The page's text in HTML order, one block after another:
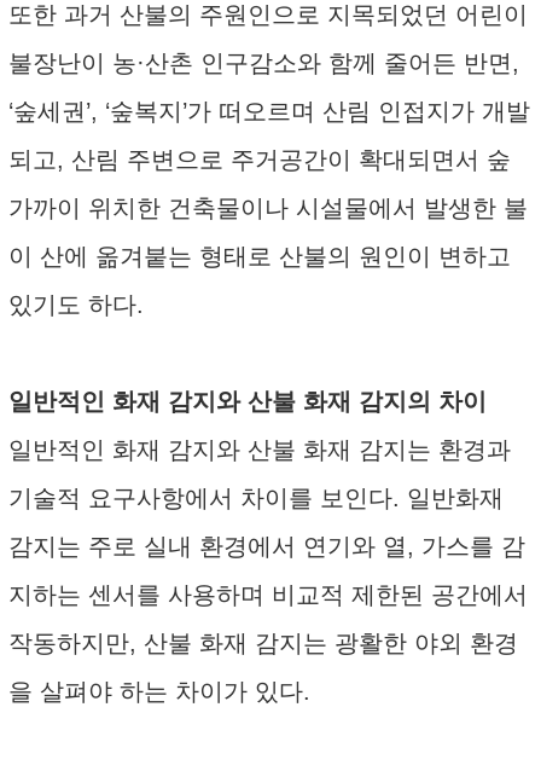
또한 과거 산불의 주원인으로 지목되었던 어린이
불장난이 농·산촌 인구감소와 함께 줄어든 반면,
‘숲세권’, ‘숲복지’가 떠오르며 산림 인접지가 개발
되고, 산림 주변으로 주거공간이 확대되면서 숲
가까이 위치한 건축물이나 시설물에서 발생한 불
이 산에 옮겨붙는 형태로 산불의 원인이 변하고
있기도 하다.
일반적인 화재 감지와 산불 화재 감지의 차이
일반적인 화재 감지와 산불 화재 감지는 환경과
기술적 요구사항에서 차이를 보인다. 일반화재
감지는 주로 실내 환경에서 연기와 열, 가스를 감
지하는 센서를 사용하며 비교적 제한된 공간에서
작동하지만, 산불 화재 감지는 광활한 야외 환경
을 살펴야 하는 차이가 있다.